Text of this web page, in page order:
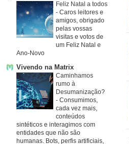
Feliz Natal a todos
- Caros leitores e
amigos, obrigado
pelas vossas
visitas e votos de
um Feliz Natal e
Ano-Novo
Vivendo na Matrix
Caminhamos
rumo à
Desumanização?
- Consumimos,
cada vez mais,
conteúdos
sintéticos e interagimos com
entidades que não são
humanas. Bots, perfis artificiais,